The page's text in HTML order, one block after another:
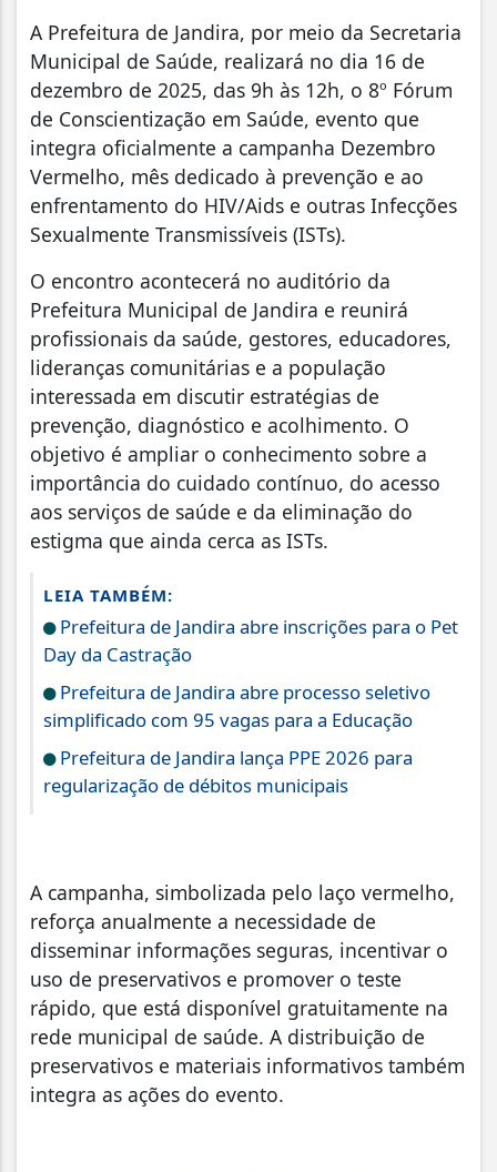
A Prefeitura de Jandira, por meio da Secretaria
Municipal de Saúde, realizará no dia 16 de
dezembro de 2025, das 9h às 12h, o 8º Fórum
de Conscientização em Saúde, evento que
integra oficialmente a campanha Dezembro
Vermelho, mês dedicado à prevenção e ao
enfrentamento do HIV/Aids e outras Infecções
Sexualmente Transmissíveis (ISTs).
O encontro acontecerá no auditório da
Prefeitura Municipal de Jandira e reunirá
profissionais da saúde, gestores, educadores,
lideranças comunitárias e a população
interessada em discutir estratégias de
prevenção, diagnóstico e acolhimento. O
objetivo é ampliar o conhecimento sobre a
importância do cuidado contínuo, do acesso
aos serviços de saúde e da eliminação do
estigma que ainda cerca as ISTs.
LEIA TAMBÉM:
Prefeitura de Jandira abre inscrições para o Pet
Day da Castração
Prefeitura de Jandira abre processo seletivo
simplificado com 95 vagas para a Educação
Prefeitura de Jandira lança PPE 2026 para
regularização de débitos municipais
A campanha, simbolizada pelo laço vermelho,
reforça anualmente a necessidade de
disseminar informações seguras, incentivar o
uso de preservativos e promover o teste
rápido, que está disponível gratuitamente na
rede municipal de saúde. A distribuição de
preservativos e materiais informativos também
integra as ações do evento.